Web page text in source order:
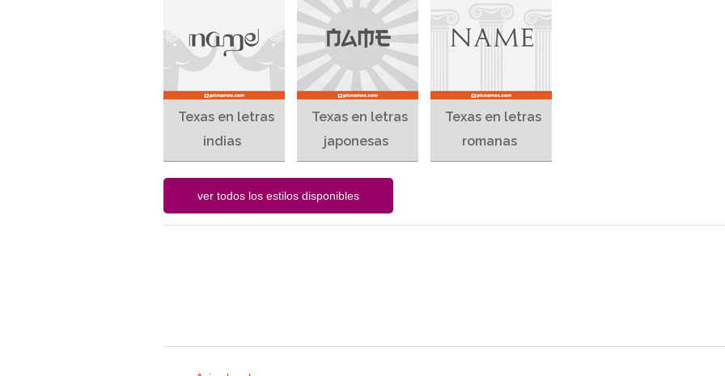
Texas en letras
indias
Texas en letras
japonesas
Texas en letras
romanas